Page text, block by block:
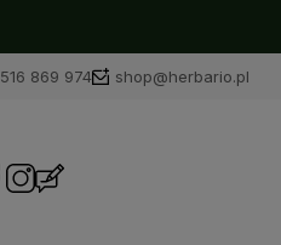
516 869 974 shop@herbario.pl